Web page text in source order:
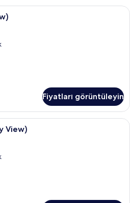
Süit (Prestige, Skyline View) |
Fiyatları görüntüleyin
Minibar, odada kasa, masa, güneşlik/
View)